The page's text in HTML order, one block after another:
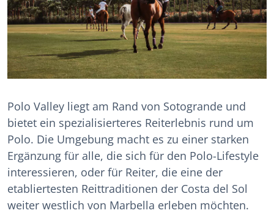
Polo Valley liegt am Rand von Sotogrande und
bietet ein spezialisierteres Reiterlebnis rund um
Polo. Die Umgebung macht es zu einer starken
Ergänzung für alle, die sich für den Polo-Lifestyle
interessieren, oder für Reiter, die eine der
etabliertesten Reittraditionen der Costa del Sol
weiter westlich von Marbella erleben möchten.